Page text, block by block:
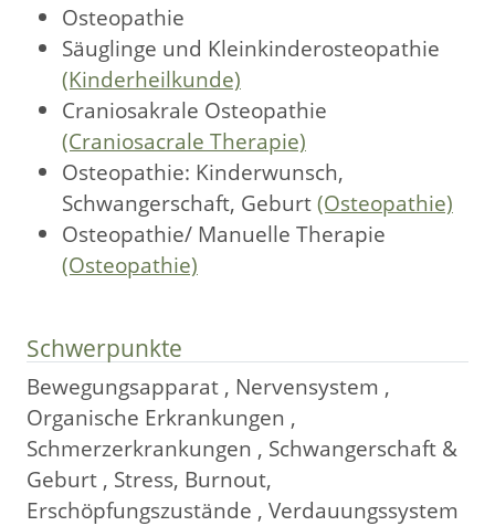
Osteopathie
Säuglinge und Kleinkinderosteopathie
(Kinderheilkunde)
Craniosakrale Osteopathie
(Craniosacrale Therapie)
Osteopathie: Kinderwunsch,
Schwangerschaft, Geburt(Osteopathie)
Osteopathie/ Manuelle Therapie
(Osteopathie)
Schwerpunkte
Bewegungsapparat , Nervensystem ,
Organische Erkrankungen ,
Schmerzerkrankungen , Schwangerschaft &
Geburt , Stress, Burnout,
Erschöpfungszustände , Verdauungssystem